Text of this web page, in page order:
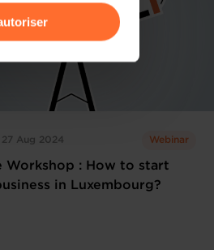
des données
27 Aug 2024 Webinar
Workshop : How to start
in Luxembourg?